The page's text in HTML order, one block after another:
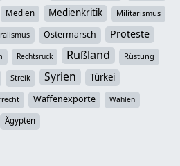
Medien Medienkritik Militarismus
Ostermarsch
Proteste
Rechtsruck Rußland Rüstung
Streik Syrien Türkei
Waffenexporte Wahlen
Ägypten